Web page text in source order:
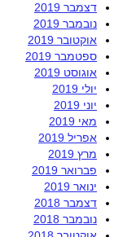
דצמבר 2019
נובמבר 2019
אוקטובר 2019
ספטמבר 2019
אוגוסט 2019
יולי 2019
יוני 2019
מאי 2019
אפריל 2019
מרץ 2019
פברואר 2019
ינואר 2019
דצמבר 2018
נובמבר 2018